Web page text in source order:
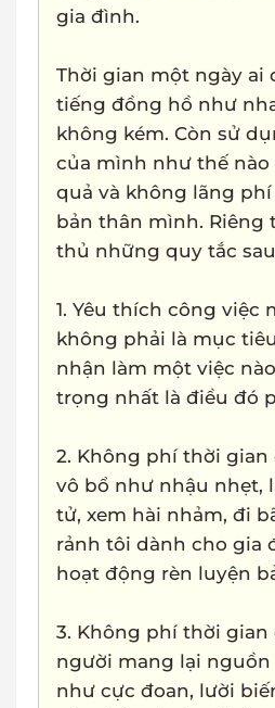
gia đình.
Thời gian một ngày ai
tiếng đồng hồ như
không kém. Còn sử
của mình như thế nào
quả và không lãng
bản thân mình. Riêng
thủ những quy tắc
1. Yêu thích công việc
không phải là mục
nhận làm một việc
trọng nhất là điều đó
2. Không phí thời
vô bổ như nhậu nhẹt,
tử, xem hài nhảm, đi
rảnh tôi dành cho gia
hoạt động rèn luyện
3. Không phí thời
người mang lại nguồn
như cực đoan, lười